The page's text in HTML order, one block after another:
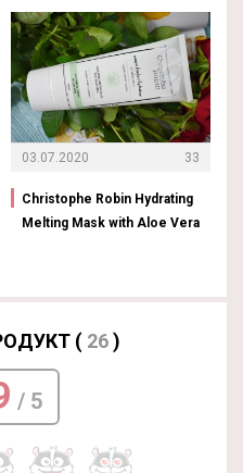
03.07.2020 33
Christophe Robin Hydrating
Melting Mask with Aloe Vera
( 26)
/ 5